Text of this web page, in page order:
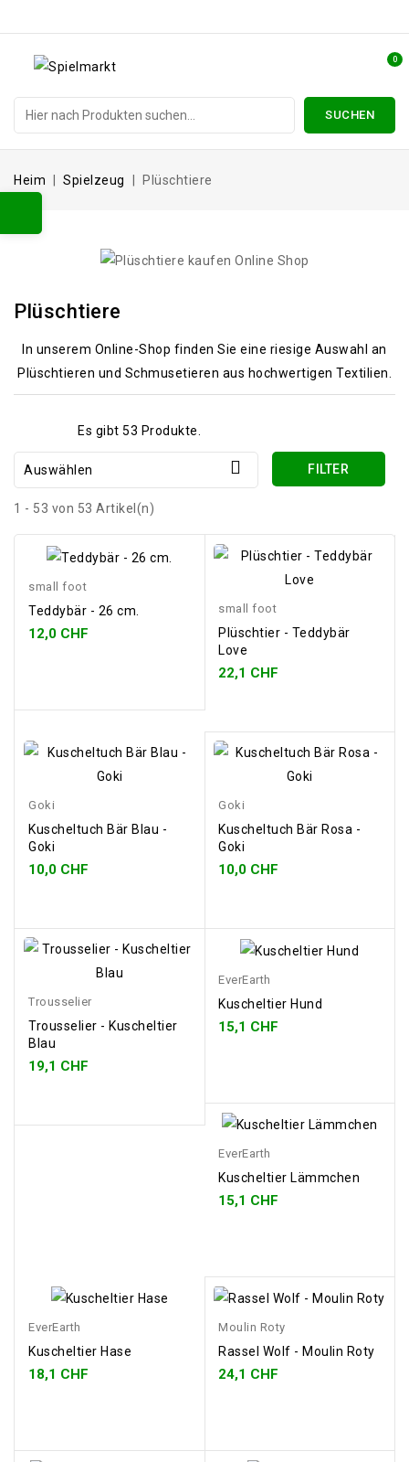
0
SUCHEN
Heim Spielzeug Plüschtiere
Plüschtiere
In unserem Online-Shop finden Sie eine riesige Auswahl an
Plüschtieren und Schmusetieren aus hochwertigen Textilien.
Es gibt 53 Produkte.
Auswählen  FILTER
1 - 53 von 53 Artikel(n)
small foot
Teddybär - 26 cm.
12,0 CHF
small foot
Plüschtier - Teddybär
Love
22,1 CHF
Goki
Kuscheltuch Bär Blau -
Goki
10,0 CHF
Goki
Kuscheltuch Bär Rosa -
Goki
10,0 CHF
Trousselier
Trousselier - Kuscheltier
Blau
19,1 CHF
EverEarth
Kuscheltier Hund
15,1 CHF
EverEarth
Kuscheltier Lämmchen
15,1 CHF
EverEarth
Kuscheltier Hase
18,1 CHF
Moulin Roty
Rassel Wolf - Moulin Roty
24,1 CHF